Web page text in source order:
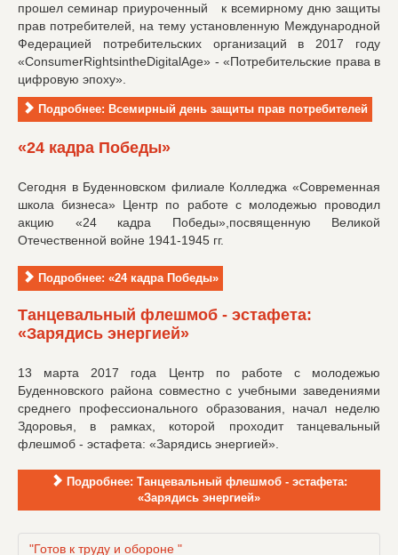
прошел семинар приуроченный к всемирному дню защиты
прав потребителей, на тему установленную Международной
Федерацией потребительских организаций в 2017 году
«ConsumerRightsintheDigitalAge» - «Потребительские права в
цифровую эпоху».
Подробнее: Всемирный день защиты прав потребителей
«24 кадра Победы»
Сегодня в Буденновском филиале Колледжа «Современная
школа бизнеса» Центр по работе с молодежью проводил
акцию «24 кадра Победы»,посвященную Великой
Отечественной войне 1941-1945 гг.
Подробнее: «24 кадра Победы»
Танцевальный флешмоб - эстафета:
«Зарядись энергией»
13 марта 2017 года Центр по работе с молодежью
Буденновского района совместно с учебными заведениями
среднего профессионального образования, начал неделю
Здоровья, в рамках, которой проходит танцевальный
флешмоб - эстафета: «Зарядись энергией».
Подробнее: Танцевальный флешмоб - эстафета:
«Зарядись энергией»
"Готов к труду и обороне "